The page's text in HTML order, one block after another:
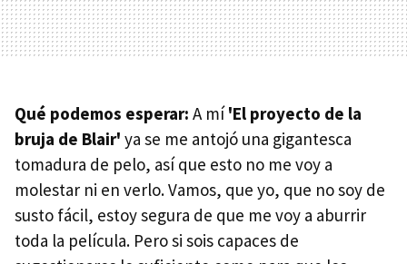
Qué podemos esperar: A mí'El proyecto de la
bruja de Blair' ya se me antojó una gigantesca
tomadura de pelo, así que esto no me voy a
molestar ni en verlo. Vamos, que yo, que no soy de
susto fácil, estoy segura de que me voy a aburrir
toda la película. Pero si sois capaces de